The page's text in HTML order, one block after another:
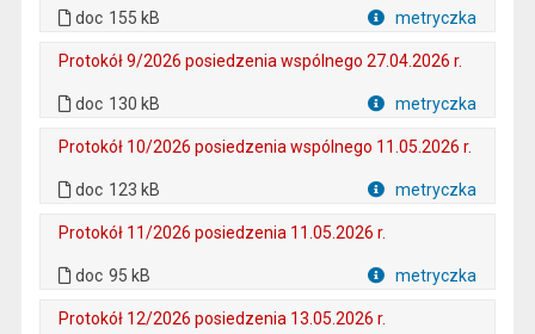
doc 155 kB metryczka
Protokół 9/2026 posiedzenia wspólnego 27.04.2026 r.
doc 130 kB metryczka
Protokół 10/2026 posiedzenia wspólnego 11.05.2026 r.
doc 123 kB metryczka
Protokół 11/2026 posiedzenia 11.05.2026 r.
doc 95 kB metryczka
Protokół 12/2026 posiedzenia 13.05.2026 r.